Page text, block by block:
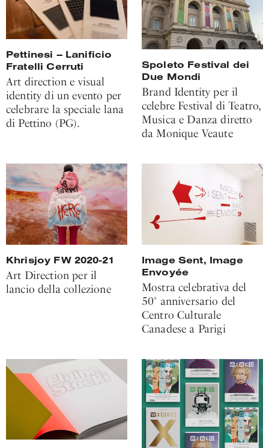
Pettinesi – Lanificio
Fratelli Cerruti
Art direction e visual
identity di un evento per
celebrare la speciale lana
di Pettino (PG).
Spoleto Festival dei
Due Mondi
Brand Identity per il
celebre Festival di Teatro,
Musica e Danza diretto
da Monique Veaute
Khrisjoy FW 2020-21
Art Direction per il
lancio della collezione
Image Sent, Image
Envoyée
Mostra celebrativa del
50° anniversario del
Centro Culturale
Canadese a Parigi